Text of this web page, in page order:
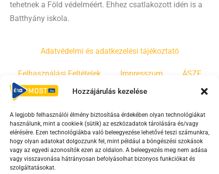
Hozzájárulás kezelése
A legjobb felhasználói élmény biztosítása érdekében olyan technológiákat
használunk, mint a cookie-k (sütik) az eszközadatok tárolására és/vagy
elérésére. Ezen technológiákba való beleegyezése lehetővé teszi számunkra,
hogy olyan adatokat dolgozzunk fel, mint például a böngészési szokások
vagy az egyedi azonosítók ezen az oldalon. A beleegyezés meg nem adása
vagy visszavonása hátrányosan befolyásolhat bizonyos funkciókat és
szolgáltatásokat.
tehetnek a Föld védelméért. Ehhez csatlakozott idén is a
Batthyány iskola.
Adatvédelmi és adatkezelési tájékoztató
Felhasználási Feltételek Impresszum ÁSZF
Irányelvek Moderálási szabályzat
F
a
c
e
Y
o
u
t
T
i
k